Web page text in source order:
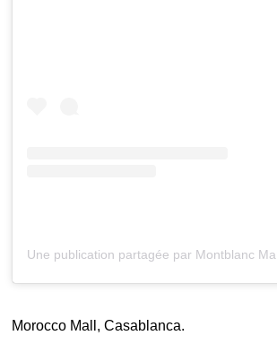
Morocco Mall, Casablanca.